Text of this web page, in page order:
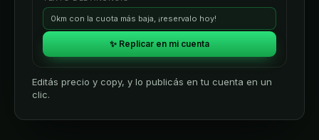
0km con la cuota más baja, ¡reservalo hoy!
✨ Replicar en mi cuenta
Editás precio y copy, y lo publicás en tu cuenta en un
clic.